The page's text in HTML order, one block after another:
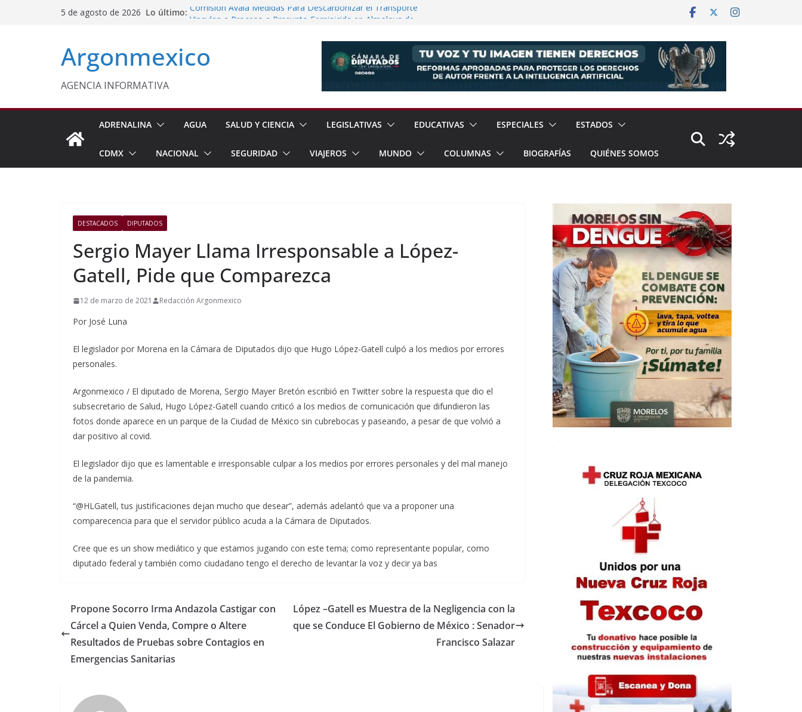
5 de agosto de 2026 Lo último: Comisión Avala Medidas Para Descarbonizar el Transporte
Condenan a 12 Años de Prisión a Traficantes de Migrantes
Conagua Invierte 106 Millones Para Reconstrucción en
Argonmexico
AGENCIA INFORMATIVA
ADRENALINA AGUA SALUD Y CIENCIA LEGISLATIVAS EDUCATIVAS ESPECIALES ESTADOS
CDMX NACIONAL SEGURIDAD VIAJEROS MUNDO COLUMNAS BIOGRAFÍAS QUIÉNES SOMOS
DESTACADOS DIPUTADOS
Sergio Mayer Llama Irresponsable a López-
Gatell, Pide que Comparezca
12 de marzo de 2021 Redacción Argonmexico
Por José Luna
El legislador por Morena en la Cámara de Diputados dijo que Hugo López-Gatell culpó a los medios por errores
personales.
Argonmexico / El diputado de Morena, Sergio Mayer Bretón escribió en Twitter sobre la respuesta que dio el
subsecretario de Salud, Hugo López-Gatell cuando criticó a los medios de comunicación que difundieron las
fotos donde aparece en un parque de la Ciudad de México sin cubrebocas y paseando, a pesar de que volvió a
dar positivo al covid.
El legislador dijo que es lamentable e irresponsable culpar a los medios por errores personales y del mal manejo
de la pandemia.
“@HLGatell, tus justificaciones dejan mucho que desear”, además adelantó que va a proponer una
comparecencia para que el servidor público acuda a la Cámara de Diputados.
Cree que es un show mediático y que estamos jugando con este tema; como representante popular, como
diputado federal y también como ciudadano tengo el derecho de levantar la voz y decir ya bas
Propone Socorro Irma Andazola Castigar con
Cárcel a Quien Venda, Compre o Altere
Resultados de Pruebas sobre Contagios en
Emergencias Sanitarias
López –Gatell es Muestra de la Negligencia con la
que se Conduce El Gobierno de México : Senador
Francisco Salazar